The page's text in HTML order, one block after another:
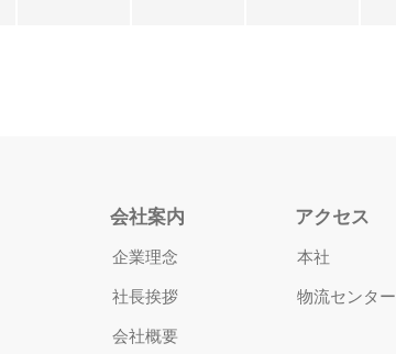
会社案内
企業理念
社長挨拶
会社概要
アクセス
本社
物流センター